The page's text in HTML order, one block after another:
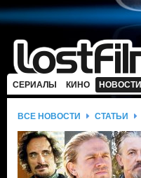
СЕРИАЛЫ КИНО НОВОСТИ
ВСЕ НОВОСТИ СТАТЬИ